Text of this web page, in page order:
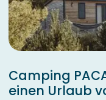
Camping
einen Urlaub